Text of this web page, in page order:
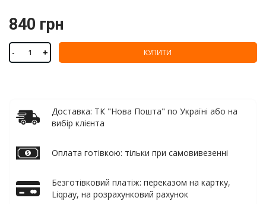
840 грн
- + КУПИТИ
Доставка: ТК "Нова Пошта" по Україні або на
вибір клієнта
Оплата готівкою: тільки при самовивезенні
Безготівковий платіж: переказом на картку,
Liqpay, на розрахунковий рахунок